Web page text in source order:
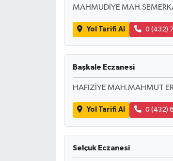
MAHMUDİYE
Yol Tarifi Al 0 (432)
Başkale Eczanesi
HAFIZİYE MAH.MAHMUT
Yol Tarifi Al 0 (432)
Selçuk Eczanesi